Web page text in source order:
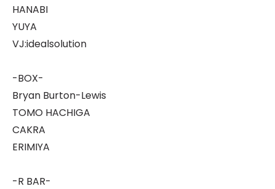
HANABI
YUYA
VJ:idealsolution
-BOX-
Bryan Burton-Lewis
TOMO HACHIGA
CAKRA
ERIMIYA
-R BAR-